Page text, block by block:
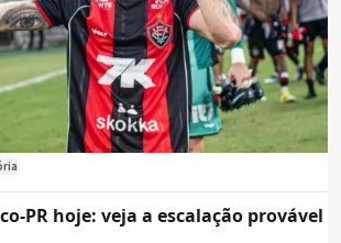
PR hoje: veja a escalação provável